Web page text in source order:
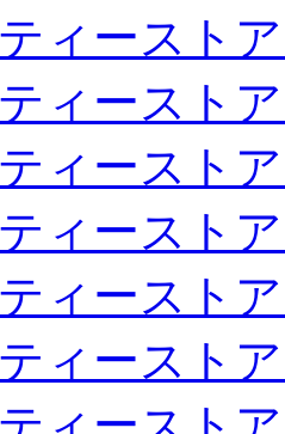
ィースト
ィースト
ィースト
ィースト
ィースト
ィースト